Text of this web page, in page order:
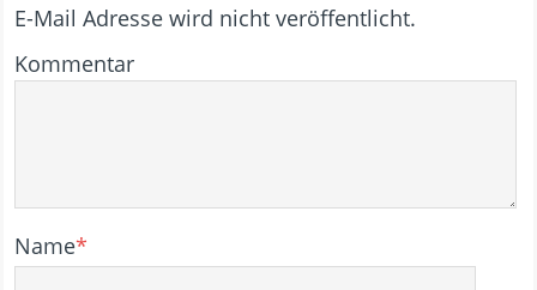
E-Mail Adresse wird nicht veröffentlicht.
Kommentar
Name*